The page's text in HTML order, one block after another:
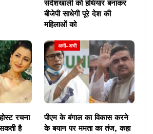
संदेशखाली को हथियार बनाकर
बीजेपी साधेगी पूरे देश की
महिलाओं को
रचना
है
अभी-अभी
पीएम के बंगाल का विकास करने
के बयान पर ममता का तंज, कहा